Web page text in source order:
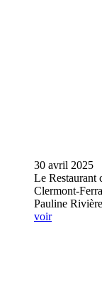
30 avril 2025
Le Restaurant
Clermont-
Pauline Rivière
voir